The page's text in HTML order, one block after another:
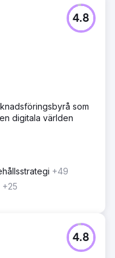
domännamn
i Storbritannien,
med de
länkar.
och
en uppsökande
länkar om
det-själv-
och organiska
Ökningen
4.8
som
digitala världen
+49
+25
4.8